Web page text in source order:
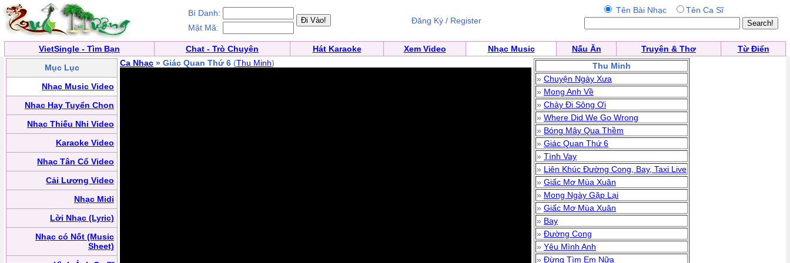
Bí Danh:
Mật Mã:
Đăng Ký / Register
Tên Bài Nhạc Tên Ca Sĩ
VietSingle - Tìm Bạn Chat - Trò Chuyện Hát Karaoke Xem Video Nhạc Music Nấu Ăn Truyện & Thơ
Từ Điển
Mục Lục
Nhạc Music Video
Nhạc Hay Tuyển Chọn
Nhạc Thiếu Nhi Video
Karaoke Video
Nhạc Tân Cổ Video
Cải Lương Video
Nhạc Midi
Lời Nhạc (Lyric)
Nhạc có Nốt (Music
Sheet)
Ca Nhạc » Giác Quan Thứ 6 (Thu Minh)
Thu Minh
» Chuyện Ngày Xưa
» Mong Anh Về
» Chảy Đi Sông Ơi
» Where Did We Go Wrong
» Bóng Mây Qua Thềm
» Giác Quan Thứ 6
» Tình Vay
» Liên Khúc Đường Cong, Bay, Taxi Live
» Giấc Mơ Mùa Xuân
» Mong Ngày Gặp Lại
» Giấc Mơ Mùa Xuân
» Bay
» Đường Cong
» Yêu Mình Anh
» Đừng Tìm Em Nữa